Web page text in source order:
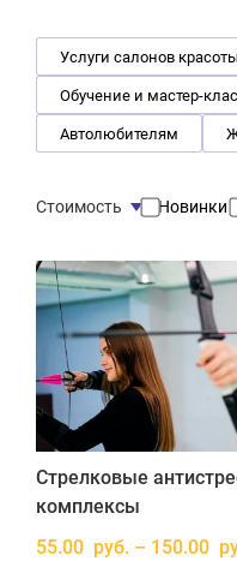
Услуги салонов красоты
Обучение и мастер-
Автолюбителям
Стоимость Новинки
Стрелковые
комплексы
55.00 руб. – 150.00